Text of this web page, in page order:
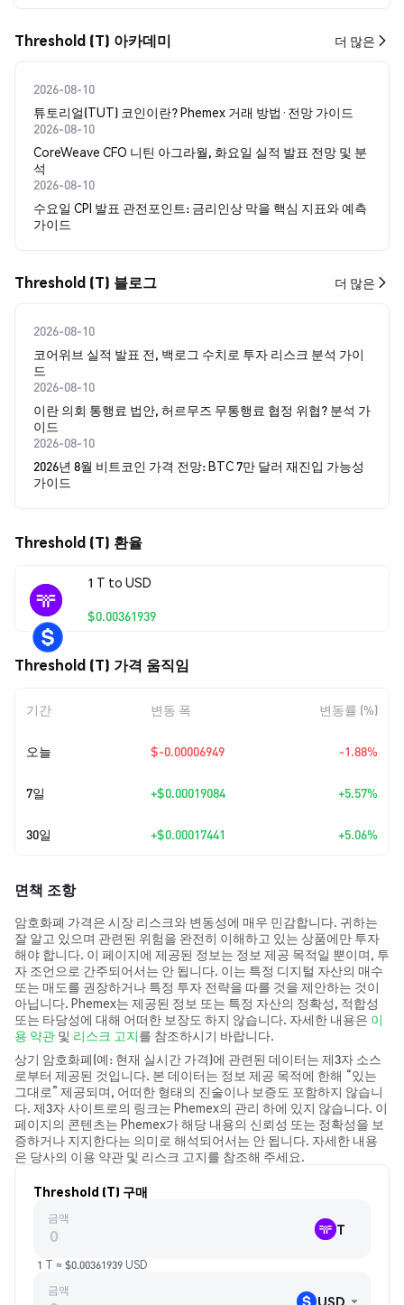
Threshold (T) 아카데미 더 많은
2026-08-10
튜토리얼(TUT) 코인이란? Phemex 거래 방법·전망 가이드
2026-08-10
CoreWeave CFO 니틴 아그라월, 화요일 실적 발표 전망 및 분
석
2026-08-10
수요일 CPI 발표 관전포인트: 금리인상 막을 핵심 지표와 예측
가이드
Threshold (T) 블로그 더 많은
2026-08-10
코어위브 실적 발표 전, 백로그 수치로 투자 리스크 분석 가이
드
2026-08-10
이란 의회 통행료 법안, 허르무즈 무통행료 협정 위협? 분석 가
이드
2026-08-10
2026년 8월 비트코인 가격 전망: BTC 7만 달러 재진입 가능성
가이드
Threshold (T) 환율
1 T to USD
$0.00361939
Threshold (T) 가격 움직임
기간 변동 폭 변동률 (%)
오늘 $-0.00006949 -1.88%
7일 +$0.00019084 +5.57%
30일 +$0.00017441 +5.06%
면책 조항
암호화폐 가격은 시장 리스크와 변동성에 매우 민감합니다. 귀하는
잘 알고 있으며 관련된 위험을 완전히 이해하고 있는 상품에만 투자
해야 합니다. 이 페이지에 제공된 정보는 정보 제공 목적일 뿐이며, 투
자 조언으로 간주되어서는 안 됩니다. 이는 특정 디지털 자산의 매수
또는 매도를 권장하거나 특정 투자 전략을 따를 것을 제안하는 것이
아닙니다. Phemex는 제공된 정보 또는 특정 자산의 정확성, 적합성
또는 타당성에 대해 어떠한 보장도 하지 않습니다. 자세한 내용은 이
용 약관 및 리스크 고지를 참조하시기 바랍니다.
상기 암호화폐(예: 현재 실시간 가격)에 관련된 데이터는 제3자 소스
로부터 제공된 것입니다. 본 데이터는 정보 제공 목적에 한해 “있는
그대로” 제공되며, 어떠한 형태의 진술이나 보증도 포함하지 않습니
다. 제3자 사이트로의 링크는 Phemex의 관리 하에 있지 않습니다. 이
페이지의 콘텐츠는 Phemex가 해당 내용의 신뢰성 또는 정확성을 보
증하거나 지지한다는 의미로 해석되어서는 안 됩니다. 자세한 내용
은 당사의 이용 약관 및 리스크 고지를 참조해 주세요.
Threshold (T) 구매
금액
T
1 T ≈ $0.00361939 USD
금액
USD